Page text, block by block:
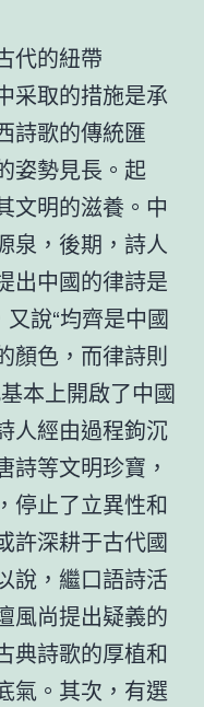
代的紐帶
采取的措施是承
詩歌的傳統匯
姿勢見長。起
文明的滋養。中
泉，後期，詩人
出中國的律詩是
說“均齊是中國
顏色，而律詩則
本上開啟了中國
人經由過程鉤沉
詩等文明珍寶，
停止了立異性和
許深耕于古代國
說，繼口語詩活
風尚提出疑義的
典詩歌的厚植和
氣。其次，有選